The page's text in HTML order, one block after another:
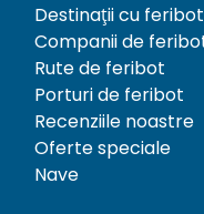
Destinații cu
Companii de
Rute de feribot
Porturi de feribot
Recenziile noastre
Oferte speciale
Nave